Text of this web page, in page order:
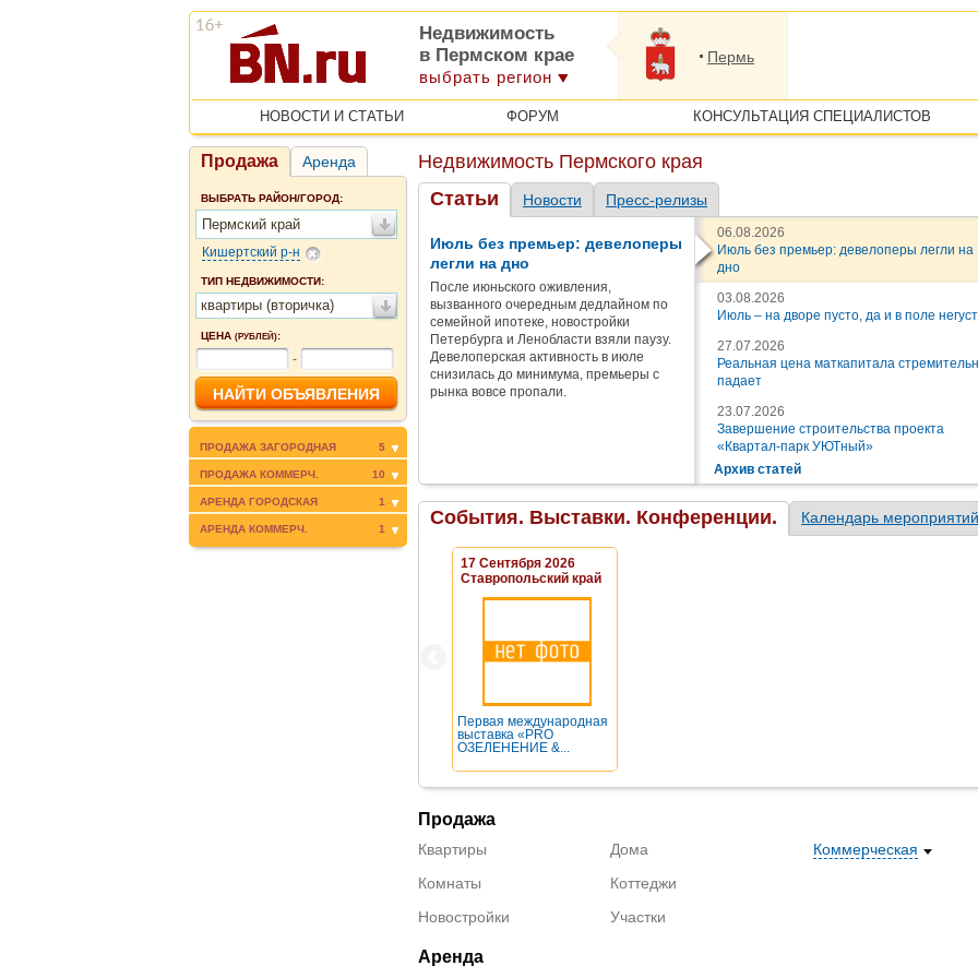
Недвижимость
в Пермском крае
выбрать регион
Пермь
НОВОСТИ И СТАТЬИ ФОРУМ КОНСУЛЬТАЦИЯ СПЕЦИАЛИСТОВ
Продажа Аренда
ВЫБРАТЬ РАЙОН/ГОРОД:
Пермский край
Кишертский р-н
ТИП НЕДВИЖИМОСТИ:
квартиры (вторичка)
ЦЕНА (РУБЛЕЙ):
-
ПРОДАЖА ЗАГОРОДНАЯ 5
ПРОДАЖА КОММЕРЧ. 10
АРЕНДА ГОРОДСКАЯ 1
АРЕНДА КОММЕРЧ. 1
Недвижимость Пермского края
Статьи
Новости Пресс-релизы
Июль без премьер: девелоперы
легли на дно
После июньского оживления,
вызванного очередным дедлайном по
семейной ипотеке, новостройки
Петербурга и Ленобласти взяли паузу.
Девелоперская активность в июле
снизилась до минимума, премьеры с
рынка вовсе пропали.
06.08.2026
Июль без премьер: девелоперы легли на
дно
03.08.2026
Июль – на дворе пусто, да и в поле
27.07.2026
Реальная цена маткапитала
падает
23.07.2026
Завершение строительства проекта
«Квартал-парк УЮТный»
Архив статей
События. Выставки. Конференции. Календарь мероприятий
17 Сентября 2026
Ставропольский край
Первая международная
выставка «PRO
ОЗЕЛЕНЕНИЕ &...
Продажа
Квартиры
Комнаты
Новостройки
Дома
Коттеджи
Участки
Коммерческая
Аренда